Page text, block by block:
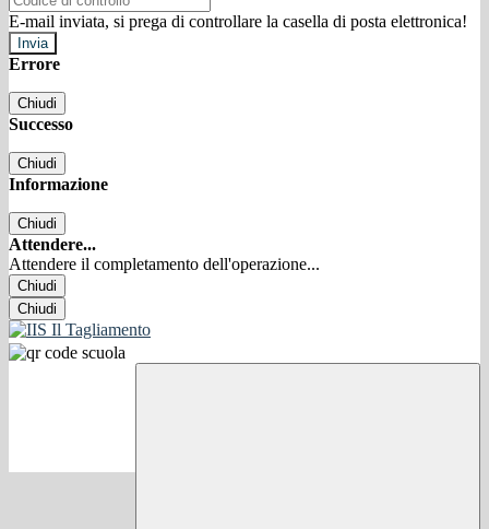
E-mail inviata, si prega di controllare la casella di posta elettronica!
Errore
Chiudi
Successo
Chiudi
Informazione
Chiudi
Attendere...
Attendere il completamento dell'operazione...
Chiudi
Chiudi